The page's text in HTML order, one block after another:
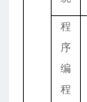
程
序
编
程